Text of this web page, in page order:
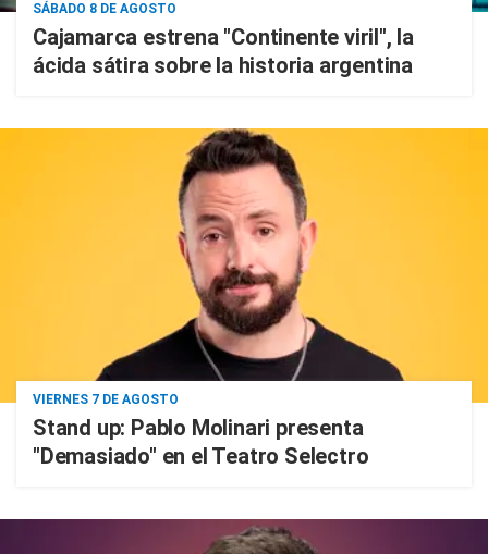
SÁBADO 8 DE AGOSTO
Cajamarca estrena "Continente viril", la
ácida sátira sobre la historia argentina
VIERNES 7 DE AGOSTO
Stand up: Pablo Molinari presenta
"Demasiado" en el Teatro Selectro